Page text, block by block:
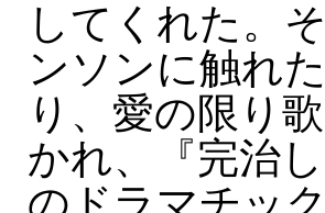
してくれた。
ンソンに触れ
り、愛の限り
かれ、『完治
のドラマチッ